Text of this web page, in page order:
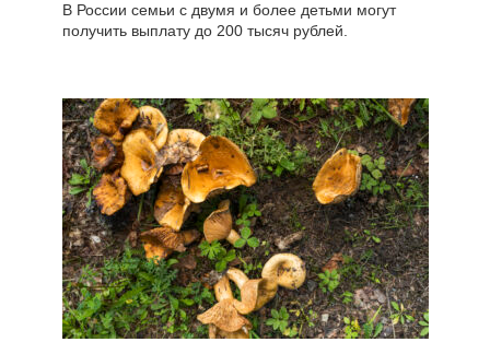
В России семьи с двумя и более детьми могут
получить выплату до 200 тысяч рублей.